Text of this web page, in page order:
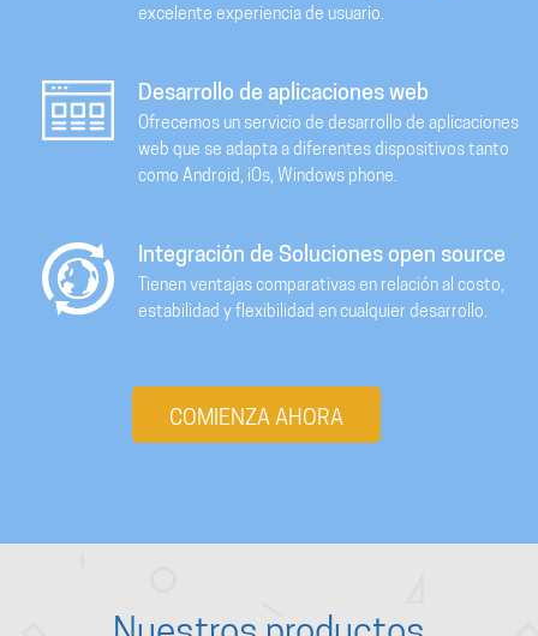
excelente experiencia de usuario.
Desarrollo de aplicaciones web
Ofrecemos un servicio de desarrollo de aplicaciones
web que se adapta a diferentes dispositivos tanto
como Android, iOs, Windows phone.
Integración de Soluciones open source
Tienen ventajas comparativas en relación al costo,
estabilidad y flexibilidad en cualquier desarrollo.
COMIENZA AHORA